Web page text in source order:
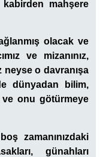
mahşere
olacak ve
ve mizanınız,
neyse o davranışa
dünyadan bilim,
onu götürmeye
zamanınızdaki
günahları